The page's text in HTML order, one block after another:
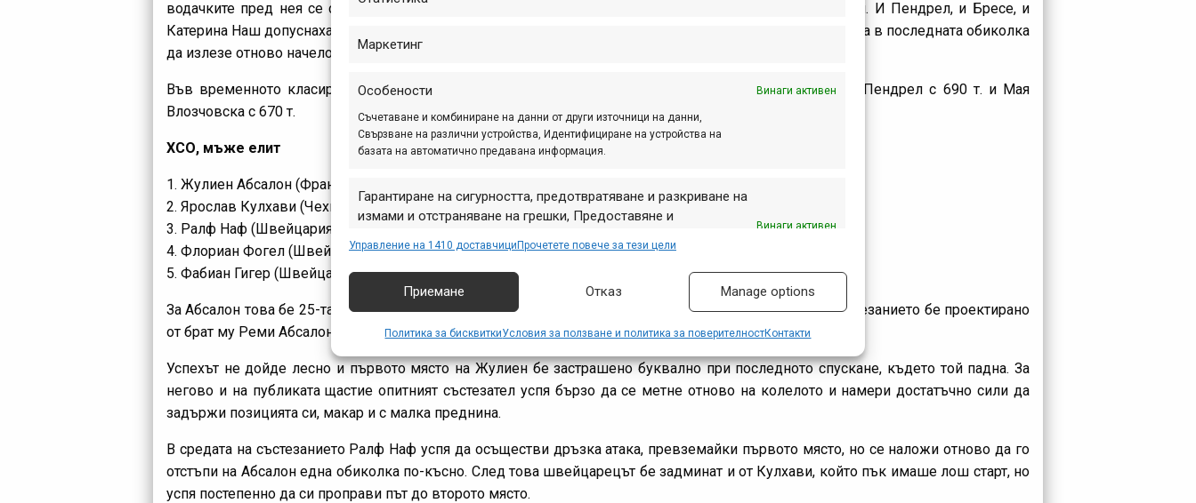
Маркетинг
Особености Винаги активен
Съчетаване и комбиниране на данни от други източници на данни,
Свързване на различни устройства, Идентифициране на устройства на
базата на автоматично предавана информация.
Гарантиране на сигурността, предотвратяване и разкриване на
измами и отстраняване на грешки, Предоставяне и
съобщаване на избори за поверителност.
Винаги активен
Управление на 1410 доставчициПрочетете повече за тези цели
Приемане Отказ Manage options
Политика за бисквиткиУсловия за ползване и политика за поверителностКонтакти
водачките пред нея се сменяха непрекъснато заради падания по техничното трасе с дължина 4.8 км. И Пендрел, и Бресе, и
Катерина Наш допуснаха грешки, от които се озоваха на земята. Именно това позволи на на норвежката в последната обиколка
да излезе отново начело и да пресече първа финалната линия.
Във временното класиране Жули Бресе запазва първата позиция със 750 т., следвана от Катерин Пендрел с 690 т. и Мая
Влозчовска с 670 т.
ХСО, мъже елит
1. Жулиен Абсалон (Франция, Orbea Racing Team) 1:37:33
2. Ярослав Кулхави (Чехия, Specialized Racing)
3. Ралф Наф (Швейцария, Multivan Merida Biking Team)
4. Флориан Фогел (Швейцария, Scott – Swisspower MTB Racing Team)
5. Фабиан Гигер (Швейцария, Rabobank Giant Offroad Team)
За Абсалон това бе 25-та победа в СК. Французинът живее само на 10 км от Ла Брес, а трасето на състезанието бе проектирано
от брат му Реми Абсалон.
Успехът не дойде лесно и първото място на Жулиен бе застрашено буквално при последното спускане, където той падна. За
негово и на публиката щастие опитният състезател успя бързо да се метне отново на колелото и намери достатъчно сили да
задържи позицията си, макар и с малка преднина.
В средата на състезанието Ралф Наф успя да осъществи дръзка атака, превземайки първото място, но се наложи отново да го
отстъпи на Абсалон една обиколка по-късно. След това швейцарецът бе задминат и от Кулхави, който пък имаше лош старт, но
успя постепенно да си проправи път до второто място.